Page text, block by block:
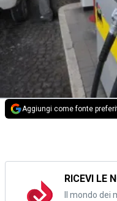
Aggiungi come fonte
RICEVI LE
Il mondo